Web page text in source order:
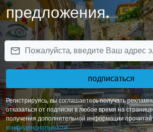
предложения.
email
подписаться
Регистрируясь, вы соглашаетесь получать
отказаться от подписки в любое время на
получения дополнительной информации
конфиденциальности